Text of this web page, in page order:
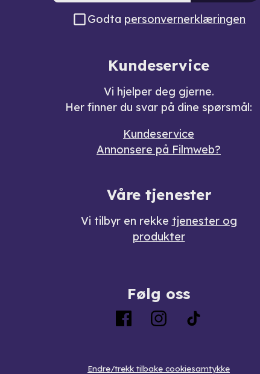
Godta personvernerklæringen
Kundeservice
Vi hjelper deg gjerne.
Her finner du svar på dine spørsmål:
Kundeservice
Annonsere på Filmweb?
Våre tjenester
Vi tilbyr en rekke tjenester og
produkter
Følg oss
Endre/trekk tilbake cookiesamtykke